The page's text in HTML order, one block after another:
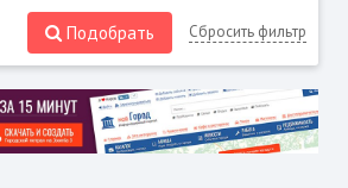
Подобрать Сбросить фильтр